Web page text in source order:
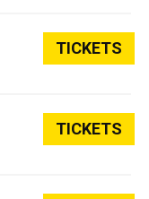
TICKETS
TICKETS